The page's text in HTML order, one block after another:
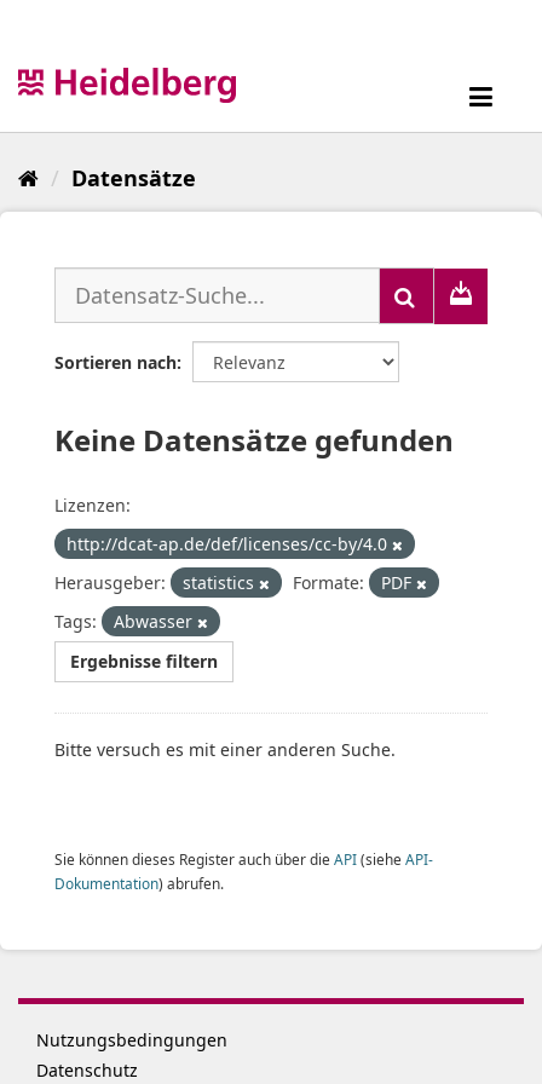
Datensätze
Sortieren nach
Keine Datensätze gefunden
Lizenzen:
http://dcat-ap.de/def/licenses/cc-by/4.0
Herausgeber:
statistics Formate:
PDF
Tags:
Abwasser
Ergebnisse filtern
Bitte versuch es mit einer anderen Suche.
Sie können dieses Register auch über die API(siehe API-
Dokumentation) abrufen.
Nutzungsbedingungen
Datenschutz